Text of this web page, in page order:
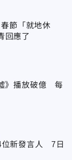
節「就地休
回應了
》播放破億 每
位新發言人 7日